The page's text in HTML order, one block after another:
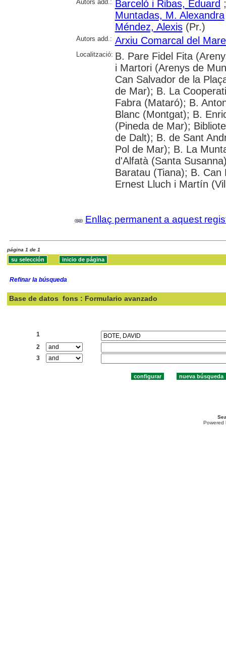
Autors add.: Barceló i Ribas, Eduard
Muntadas, M. Alexandra
Méndez, Alexis(Pr.)
Autors add.: Arxiu Comarcal del
Localització: B. Pare Fidel Fita
i Martori (Arenys de
Can Salvador de la
de Mar); B. La
Fabra (Mataró); B.
Blanc (Montgat); B.
(Pineda de Mar);
de Dalt); B. de Sant
Pol de Mar); B. La
d'Alfatà (Santa
Baratau (Tiana); B.
Ernest Lluch i Martín
Enllaç permanent a aquest
página 1 de 1
Refinar la búsqueda
Base de datos fons : Formulario avanzado
1
2
3